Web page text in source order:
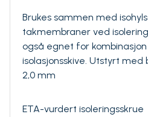
Brukes sammen med
takmembraner ved
også egnet for
isolasjonsskive. Utstyrt med
2,0 mm
ETA-vurdert isoleringsskrue